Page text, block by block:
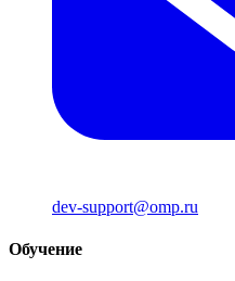
dev-support@omp.ru
Обучение